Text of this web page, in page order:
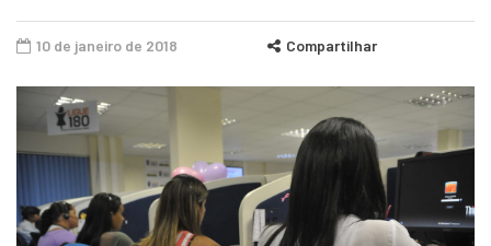
10 de janeiro de 2018 Compartilhar